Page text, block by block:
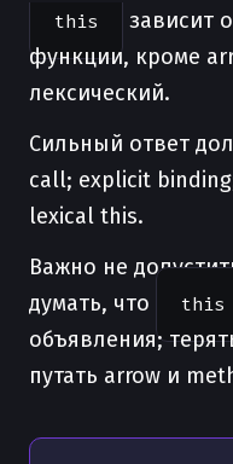
this
зависит
функции, кроме
лексический.
Сильный ответ
call; explicit
lexical this.
Важно не
думать, что
this
объявления;
путать arrow и